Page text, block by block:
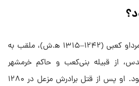
شیخ خزعل بن جابر بن مرداو کعبی (۱۲۴۲–۱۳۱۵ ه‍.ش)، ملقب به
از قبیله بنی‌کعب و حاکم خرمشهر
(محمره) در دوره قاجار بود. او پس از قتل برادرش مزعل در ۱۲۸۰